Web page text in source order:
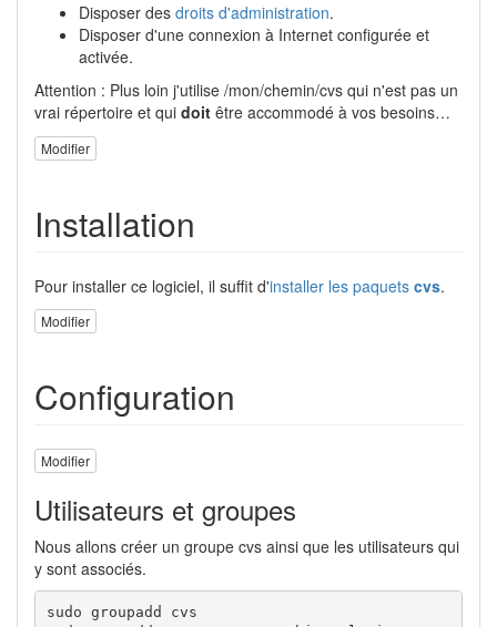
Disposer des droits d'administration.
Disposer d'une connexion à Internet configurée et
activée.
Attention : Plus loin j'utilise /mon/chemin/cvs qui n'est pas un
vrai répertoire et qui doit être accommodé à vos besoins…
Modifier
Installation
Pour installer ce logiciel, il suffit d'installer les paquets cvs.
Modifier
Configuration
Modifier
Utilisateurs et groupes
Nous allons créer un groupe cvs ainsi que les utilisateurs qui
y sont associés.
sudo groupadd cvs